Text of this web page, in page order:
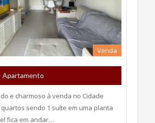
Venda
Apartamento
e charmoso à venda no Cidade
quartos sendo 1 suíte em uma planta
fica em andar…